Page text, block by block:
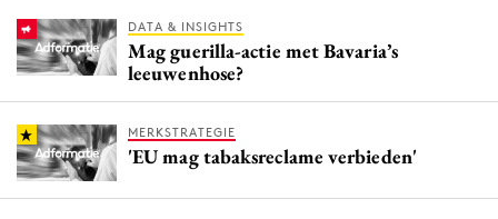
DATA & INSIGHTS
Mag guerilla-actie met Bavaria’s
leeuwenhose?
MERKSTRATEGIE
'EU mag tabaksreclame verbieden'